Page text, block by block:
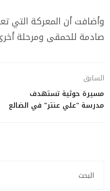
وأضافت أن المعركة التي
صادمة للحمقى ومرحلة
السابق
مسيرة حوثية تستهدف
مدرسة "علي عنتر" في الضالع